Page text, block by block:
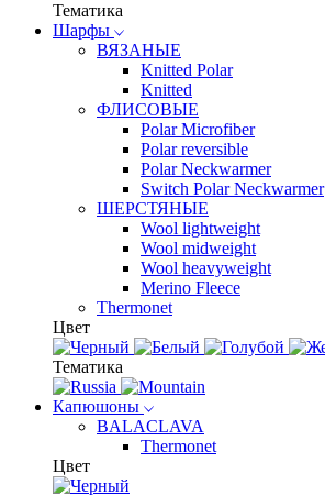
Тематика
Шарфы
ВЯЗАНЫЕ
Knitted Polar
Knitted
ФЛИСОВЫЕ
Polar Microfiber
Polar reversible
Polar Neckwarmer
Switch Polar Neckwarmer
ШЕРСТЯНЫЕ
Wool lightweight
Wool midweight
Wool heavyweight
Merino Fleece
Thermonet
Цвет
Тематика
Капюшоны
BALACLAVA
Thermonet
Цвет